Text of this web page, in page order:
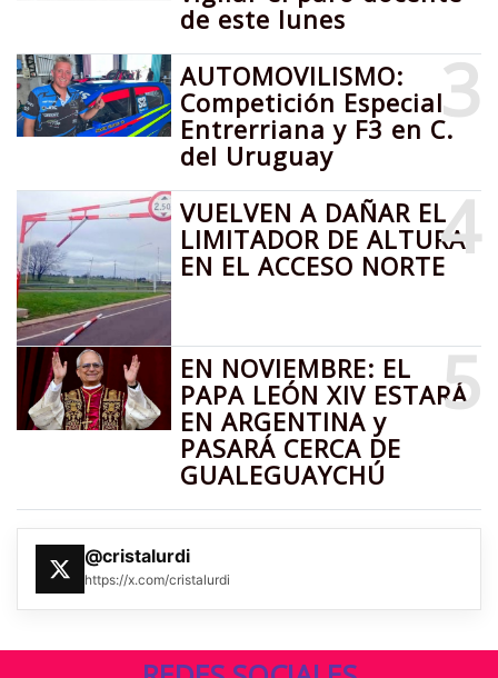
de este lunes
3
AUTOMOVILISMO:
Competición Especial
Entrerriana y F3 en C.
del Uruguay
4
VUELVEN A DAÑAR EL
LIMITADOR DE ALTURA
EN EL ACCESO NORTE
5
EN NOVIEMBRE: EL
PAPA LEÓN XIV ESTARÁ
EN ARGENTINA y
PASARÁ CERCA DE
GUALEGUAYCHÚ
@cristalurdi
https://x.com/cristalurdi